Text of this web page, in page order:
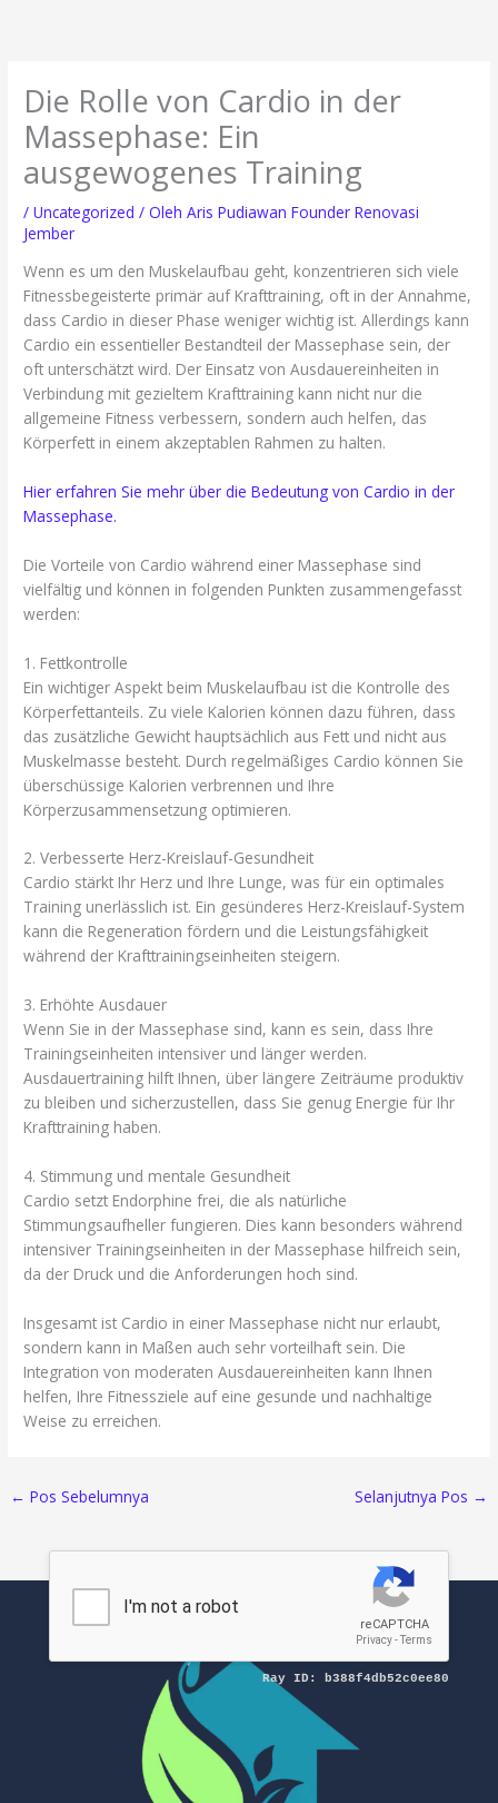
Die Rolle von Cardio in der
Massephase: Ein
ausgewogenes Training
/Uncategorized / OlehAris Pudiawan Founder Renovasi
Jember
Wenn es um den Muskelaufbau geht, konzentrieren sich viele
Fitnessbegeisterte primär auf Krafttraining, oft in der Annahme,
dass Cardio in dieser Phase weniger wichtig ist. Allerdings kann
Cardio ein essentieller Bestandteil der Massephase sein, der
oft unterschätzt wird. Der Einsatz von Ausdauereinheiten in
Verbindung mit gezieltem Krafttraining kann nicht nur die
allgemeine Fitness verbessern, sondern auch helfen, das
Körperfett in einem akzeptablen Rahmen zu halten.
Hier erfahren Sie mehr über die Bedeutung von Cardio in der
Massephase.
Die Vorteile von Cardio während einer Massephase sind
vielfältig und können in folgenden Punkten zusammengefasst
werden:
1. Fettkontrolle
Ein wichtiger Aspekt beim Muskelaufbau ist die Kontrolle des
Körperfettanteils. Zu viele Kalorien können dazu führen, dass
das zusätzliche Gewicht hauptsächlich aus Fett und nicht aus
Muskelmasse besteht. Durch regelmäßiges Cardio können Sie
überschüssige Kalorien verbrennen und Ihre
Körperzusammensetzung optimieren.
2. Verbesserte Herz-Kreislauf-Gesundheit
Cardio stärkt Ihr Herz und Ihre Lunge, was für ein optimales
Training unerlässlich ist. Ein gesünderes Herz-Kreislauf-System
kann die Regeneration fördern und die Leistungsfähigkeit
während der Krafttrainingseinheiten steigern.
3. Erhöhte Ausdauer
Wenn Sie in der Massephase sind, kann es sein, dass Ihre
Trainingseinheiten intensiver und länger werden.
Ausdauertraining hilft Ihnen, über längere Zeiträume produktiv
zu bleiben und sicherzustellen, dass Sie genug Energie für Ihr
Krafttraining haben.
4. Stimmung und mentale Gesundheit
Cardio setzt Endorphine frei, die als natürliche
Stimmungsaufheller fungieren. Dies kann besonders während
intensiver Trainingseinheiten in der Massephase hilfreich sein,
da der Druck und die Anforderungen hoch sind.
Insgesamt ist Cardio in einer Massephase nicht nur erlaubt,
sondern kann in Maßen auch sehr vorteilhaft sein. Die
Integration von moderaten Ausdauereinheiten kann Ihnen
helfen, Ihre Fitnessziele auf eine gesunde und nachhaltige
Weise zu erreichen.
← Pos Sebelumnya Selanjutnya Pos →